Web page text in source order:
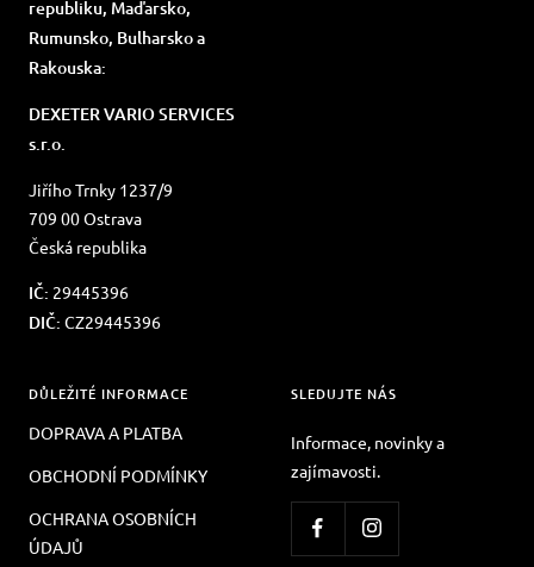
republiku, Maďarsko,
Rumunsko, Bulharsko a
Rakouska:
DEXETER VARIO SERVICES
s.r.o.
Jiřího Trnky 1237/9
709 00 Ostrava
Česká republika
IČ: 29445396
DIČ: CZ29445396
DŮLEŽITÉ INFORMACE
DOPRAVA A PLATBA
OBCHODNÍ PODMÍNKY
OCHRANA OSOBNÍCH
ÚDAJŮ
SLEDUJTE NÁS
Informace, novinky a
zajímavosti.